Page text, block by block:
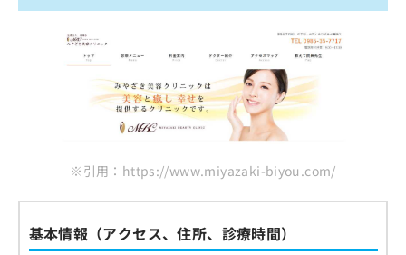
※引用：https://www.miyazaki-biyou.com/
基本情報（アクセス、住所、診療時間）